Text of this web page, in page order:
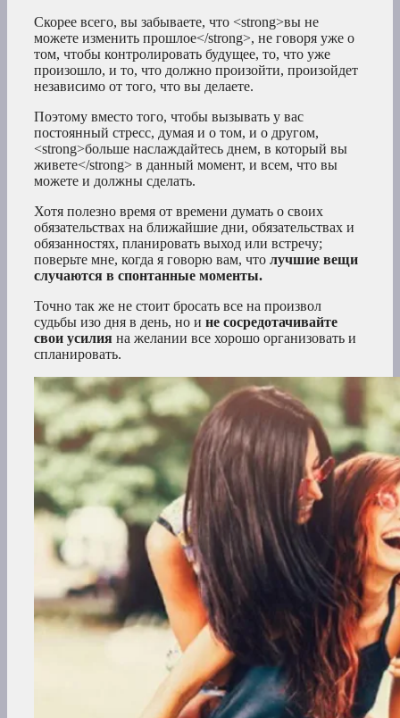
Скорее всего, вы забываете, что <strong>вы не
можете изменить прошлое</strong>, не говоря уже о
том, чтобы контролировать будущее, то, что уже
произошло, и то, что должно произойти, произойдет
независимо от того, что вы делаете.
Поэтому вместо того, чтобы вызывать у вас
постоянный стресс, думая и о том, и о другом,
<strong>больше наслаждайтесь днем, в который вы
живете</strong> в данный момент, и всем, что вы
можете и должны сделать.
Хотя полезно время от времени думать о своих
обязательствах на ближайшие дни, обязательствах и
обязанностях, планировать выход или встречу;
поверьте мне, когда я говорю вам, что лучшие вещи
случаются в спонтанные моменты.
Точно так же не стоит бросать все на произвол
судьбы изо дня в день, но и не сосредотачивайте
свои усилия на желании все хорошо организовать и
спланировать.